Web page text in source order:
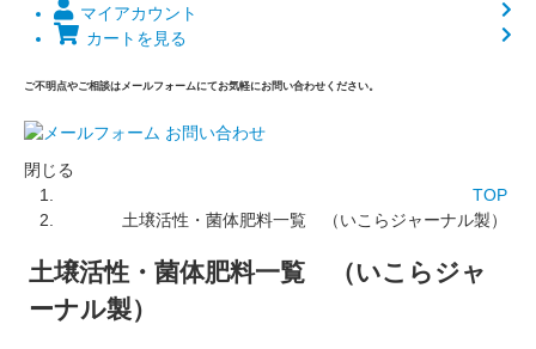
マイアカウント
カートを見る
ご不明点やご相談はメールフォームにてお気軽にお問い合わせください。
閉じる
TOP
土壌活性・菌体肥料一覧 （いこらジャーナル製）
土壌活性・菌体肥料一覧 （いこらジャ
ーナル製）